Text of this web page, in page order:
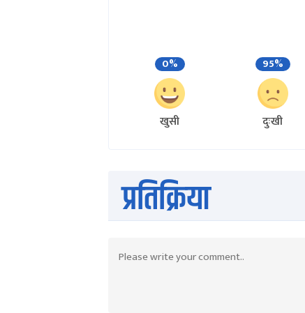
0%
खुसी
95%
दुःखी
प्रतिक्रिया